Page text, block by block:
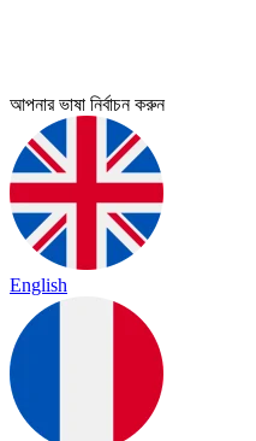
আপনার ভাষা নির্বাচন করুন
English